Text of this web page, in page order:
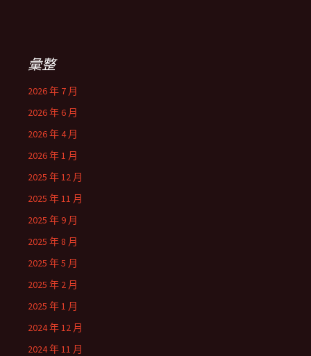
彙整
2026 年 7 月
2026 年 6 月
2026 年 4 月
2026 年 1 月
2025 年 12 月
2025 年 11 月
2025 年 9 月
2025 年 8 月
2025 年 5 月
2025 年 2 月
2025 年 1 月
2024 年 12 月
2024 年 11 月